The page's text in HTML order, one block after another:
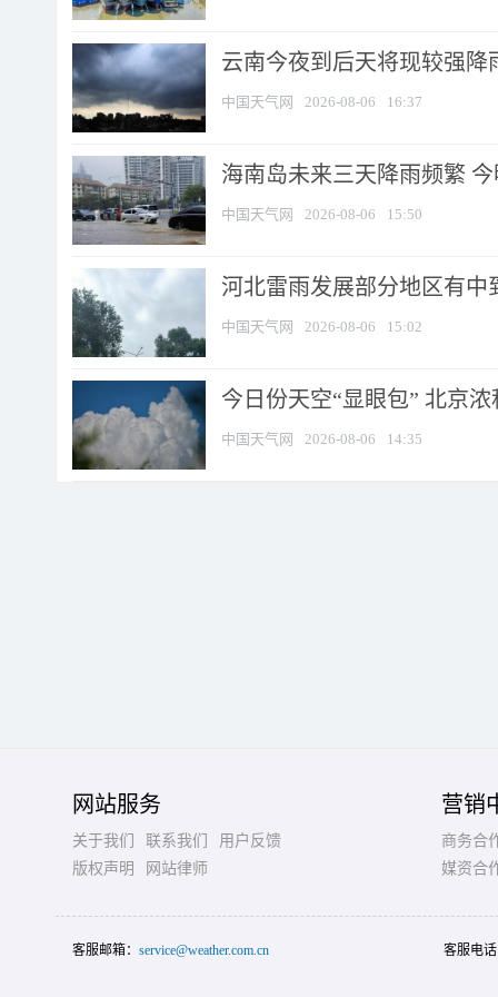
云南今夜到后天将现较强降
中国天气网 2026-08-06 16:37
海南岛未来三天降雨频繁
中国天气网 2026-08-06 15:50
河北雷雨发展部分地区有中
中国天气网 2026-08-06 15:02
今日份天空“显眼包” 北京
中国天气网 2026-08-06 14:35
网站服务
关于我们 联系我们
用户反馈
版权声明
网站律师
营销
商务合
媒资合
客服邮箱： service@weather.com.cn 客服电